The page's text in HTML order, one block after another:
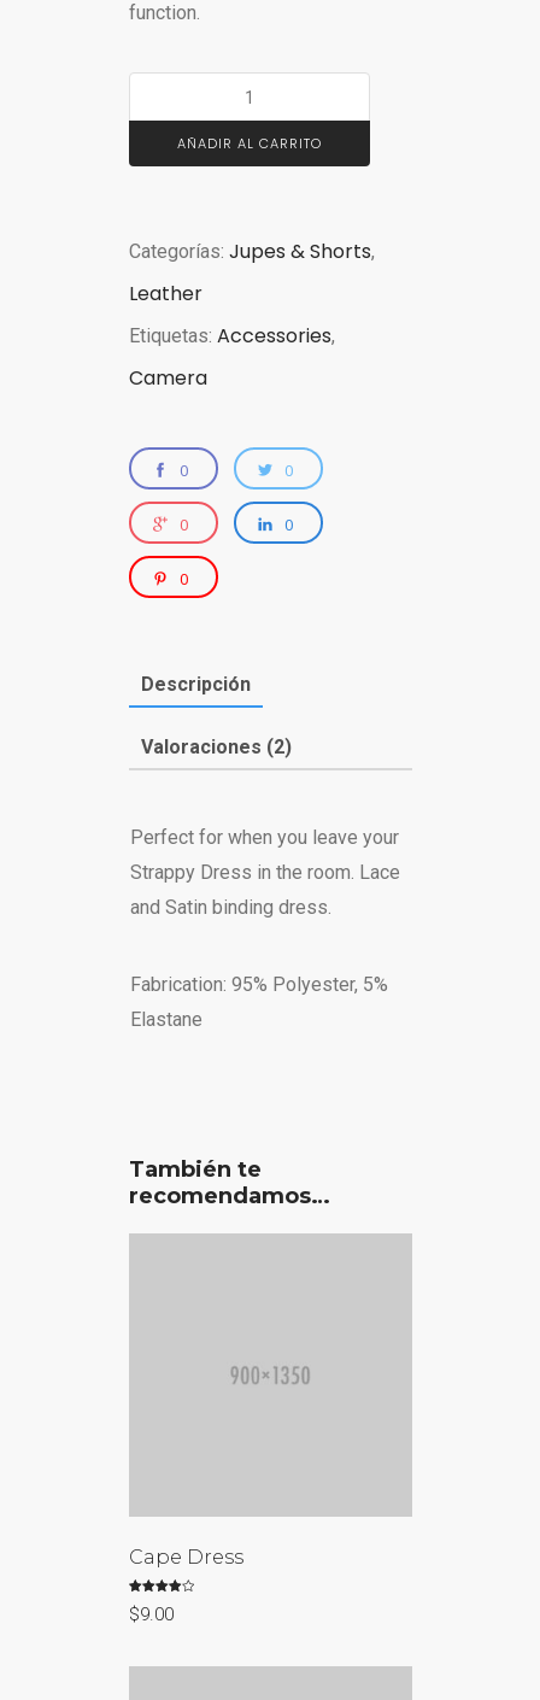
function.
AÑADIR AL CARRITO
Categorías: Jupes & Shorts,
Leather
Etiquetas: Accessories,
Camera
0 0
0 0
0
Descripción
Valoraciones (2)
Perfect for when you leave your
Strappy Dress in the room. Lace
and Satin binding dress.
Fabrication: 95% Polyester, 5%
Elastane
También te
recomendamos…
Cape Dress
Valorado
con
$9.00